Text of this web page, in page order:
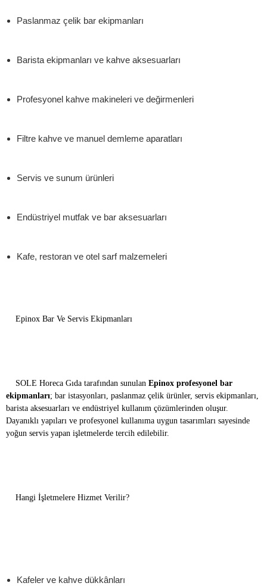
Paslanmaz çelik bar ekipmanları
Barista ekipmanları ve kahve aksesuarları
Profesyonel kahve makineleri ve değirmenleri
Filtre kahve ve manuel demleme aparatları
Servis ve sunum ürünleri
Endüstriyel mutfak ve bar aksesuarları
Kafe, restoran ve otel sarf malzemeleri
Epinox Bar Ve Servis Ekipmanları
SOLE Horeca Gıda tarafından sunulan Epinox profesyonel bar
ekipmanları; bar istasyonları, paslanmaz çelik ürünler, servis ekipmanları,
barista aksesuarları ve endüstriyel kullanım çözümlerinden oluşur.
Dayanıklı yapıları ve profesyonel kullanıma uygun tasarımları sayesinde
yoğun servis yapan işletmelerde tercih edilebilir.
Hangi İşletmelere Hizmet Verilir?
Kafeler ve kahve dükkânları